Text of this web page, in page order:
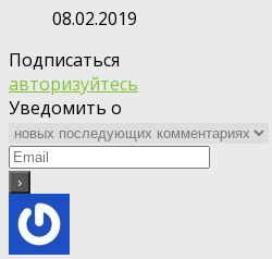
08.02.2019
Подписаться
авторизуйтесь
Уведомить о